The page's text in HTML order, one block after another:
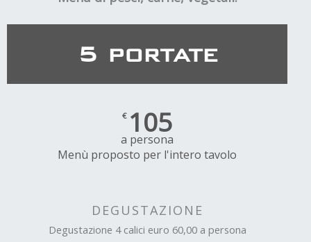
5 portate
€ 105
a persona
Menù proposto per l'intero tavolo
DEGUSTAZIONE
Degustazione 4 calici euro 60,00 a persona